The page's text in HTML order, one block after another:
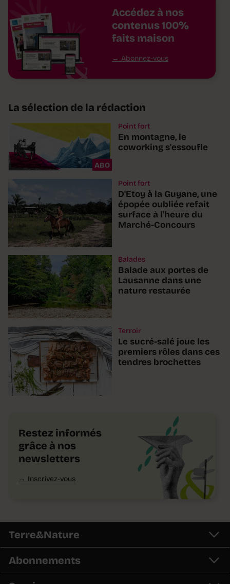
Accédez à nos
contenus 100%
faits maison
Abonnez-vous
La sélection de la rédaction
ABO
Point fort
En montagne, le
coworking s'essoufle
Point fort
D'Etoy à la Guyane, une
épopée oubliée refait
surface à l'heure du
Marché-Concours
Balades
Balade aux portes de
Lausanne dans une
nature restaurée
Terroir
Le sucré-salé joue les
premiers rôles dans ces
tendres brochettes
Restez informés
grâce à nos
newsletters
Inscrivez-vous
Terre&Nature
Abonnements